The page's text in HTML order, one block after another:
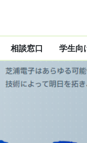
相談窓口 学生向